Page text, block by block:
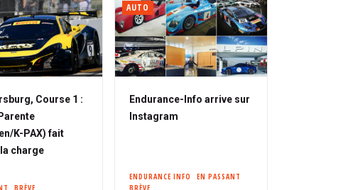
Course 1 :
K-PAX) fait
charge
AUTO
Endurance-Info arrive sur
Instagram
ENDURANCE INFO
EN PASSANT